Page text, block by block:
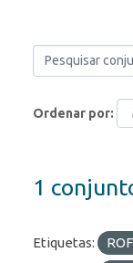
Ordenar por
1
Etiquetas: ROF